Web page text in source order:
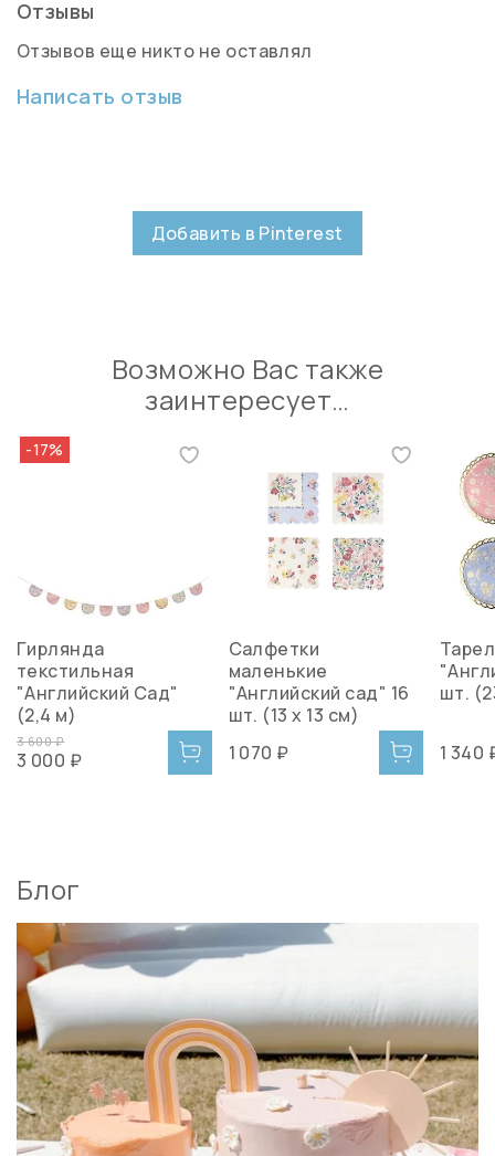
Отзывы
Отзывов еще никто не оставлял
Написать отзыв
Добавить в Pinterest
Возможно Вас также
заинтересует…
-17%
Гирлянда
текстильная
"Английский Сад"
(2,4 м)
3 600 ₽
3 000 ₽
Салфетки
маленькие
"Английский сад" 16
шт. (13 х 13 см)
1 070 ₽
шт.
1 340
Блог